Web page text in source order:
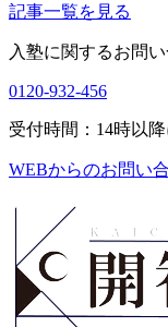
記事一覧を見る
入塾に関するお問い
0120-932-456
受付時間：14時以
WEBからのお問い